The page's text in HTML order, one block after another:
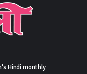
Hindi monthly